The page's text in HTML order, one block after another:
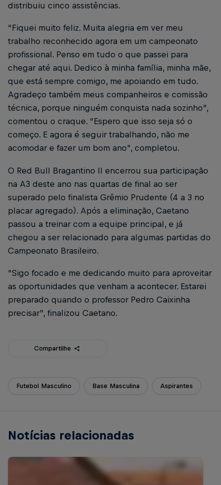
distribuiu cinco assistências.
“Fiquei muito feliz. Muita alegria em ver meu
trabalho reconhecido agora em um campeonato
profissional. Penso em tudo o que passei para
chegar até aqui. Dedico à minha família, minha mãe,
que está sempre comigo, me apoiando em tudo.
Agradeço também meus companheiros e comissão
técnica, porque ninguém conquista nada sozinho”,
comentou o craque. “Espero que isso seja só o
começo. E agora é seguir trabalhando, não me
acomodar e fazer um bom ano”, completou.
O Red Bull Bragantino II encerrou sua participação
na A3 deste ano nas quartas de final ao ser
superado pelo finalista Grêmio Prudente (4 a 3 no
placar agregado). Após a eliminação, Caetano
passou a treinar com a equipe principal, e já
chegou a ser relacionado para algumas partidas do
Campeonato Brasileiro.
“Sigo focado e me dedicando muito para aproveitar
as oportunidades que venham a acontecer. Estarei
preparado quando o professor Pedro Caixinha
precisar”, finalizou Caetano.
Compartilhe
Futebol Masculino Base Masculina Aspirantes
Notícias relacionadas